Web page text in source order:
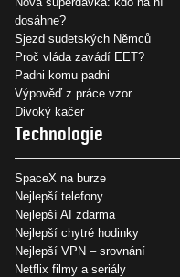
dosáhne?
Sjezd sudetských Němců
Proč vláda zavádí EET?
Padni komu padni
Výpověď z práce vzor
Divoký kačer
Technologie
SpaceX na burze
Nejlepší telefony
Nejlepší AI zdarma
Nejlepší chytré hodinky
Nejlepší VPN – srovnání
Netflix filmy a seriály